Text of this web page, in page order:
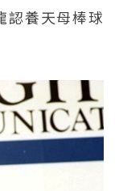
認養天母棒球